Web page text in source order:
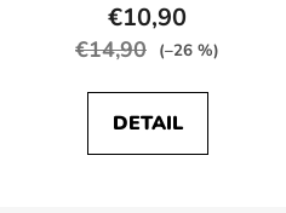
€10,90
€14,90 (–26 %)
DETAIL